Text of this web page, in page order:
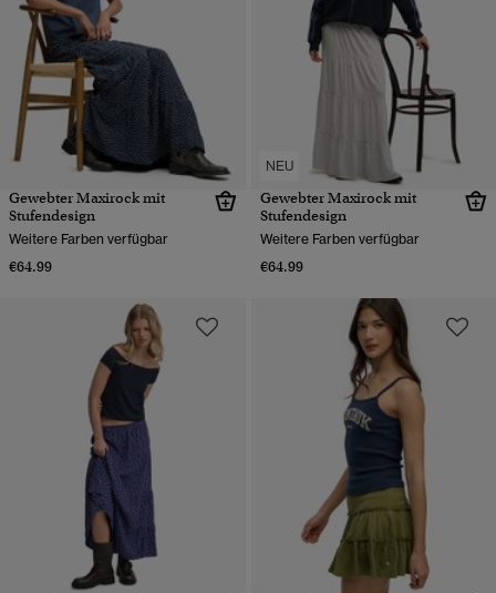
Gewebter Maxirock mit
Stufendesign
Weitere Farben verfügbar
€64.99
NEU
Gewebter Maxirock mit
Stufendesign
Weitere Farben verfügbar
€64.99